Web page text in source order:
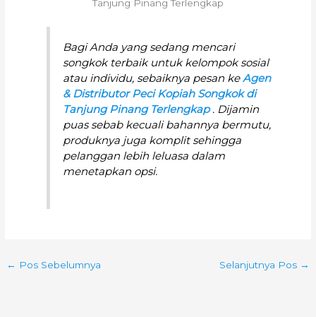
Bagi Anda yang sedang mencari
songkok terbaik untuk kelompok sosial
atau individu, sebaiknya pesan keAgen
& Distributor Peci Kopiah Songkok di
Tanjung Pinang Terlengkap. Dijamin
puas sebab kecuali bahannya bermutu,
produknya juga komplit sehingga
pelanggan lebih leluasa dalam
menetapkan opsi.
← Pos Sebelumnya Selanjutnya Pos →